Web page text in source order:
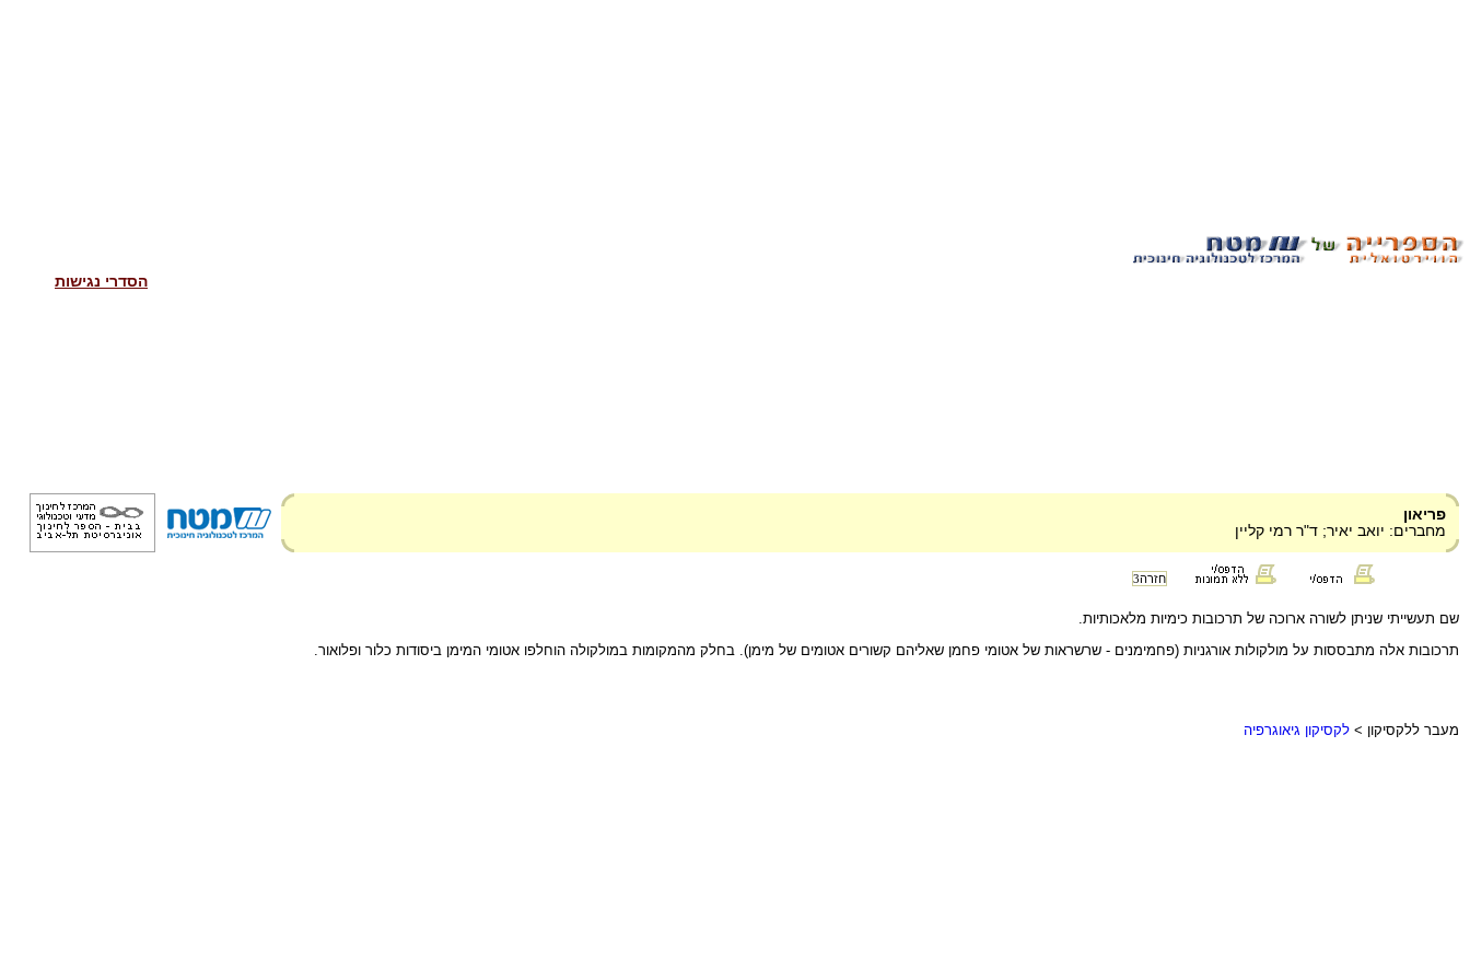
הסדרי נגישות
פריאון
מחברים: יואב יאיר; ד"ר רמי קליין
חזרה3
שם תעשייתי שניתן לשורה ארוכה של תרכובות כימיות מלאכותיות.
תרכובות אלה מתבססות על מולקולות אורגניות (פחמימנים - שרשראות של אטומי פחמן שאליהם קשורים אטומים של מימן). בחלק מהמקומות במולקולה הוחלפו אטומי המימן ביסודות כלור ופלואור.
מעבר ללקסיקון > לקסיקון גיאוגרפיה